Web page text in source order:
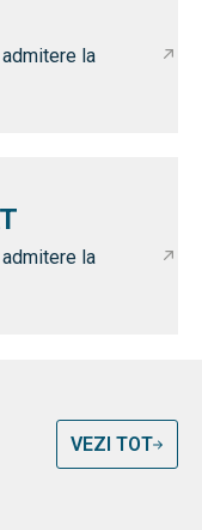
la
la
VEZI TOT